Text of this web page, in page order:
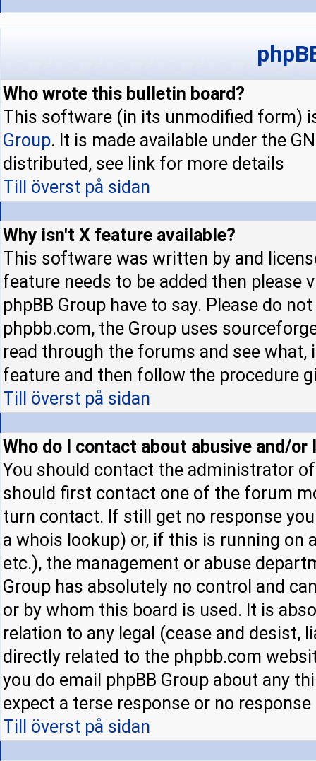
Who wrote this bulletin board?
This software (in its unmodified form)
Group. It is made available under the
distributed, see link for more details
Till överst på sidan
Why isn't X feature available?
This software was written by and
feature needs to be added then please
phpBB Group have to say. Please do
phpbb.com, the Group uses
read through the forums and see
feature and then follow the procedure
Till överst på sidan
Who do I contact about abusive and/
You should contact the administrator
should first contact one of the forum
turn contact. If still get no response
a whois lookup) or, if this is running on
etc.), the management or abuse
Group has absolutely no control and
or by whom this board is used. It is
relation to any legal (cease and desist,
directly related to the phpbb.com
you do email phpBB Group about any
expect a terse response or no response
Till överst på sidan